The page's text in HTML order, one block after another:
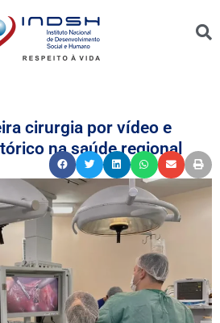
cirurgia por vídeo e
na saúde regional